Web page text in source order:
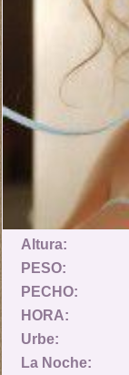
Altura:
PESO:
PECHO:
HORA:
Urbe:
La Noche: